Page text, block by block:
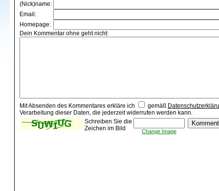
(Nick)name:
Email:
Homepage:
Dein Kommentar ohne geht nicht:
Mit Absenden des Kommentares erkläre ich gemäß
Verarbeitung dieser Daten, die jederzeit widerrufen werden kann.
Schreiben Sie die
Zeichen im Bild
Change Image